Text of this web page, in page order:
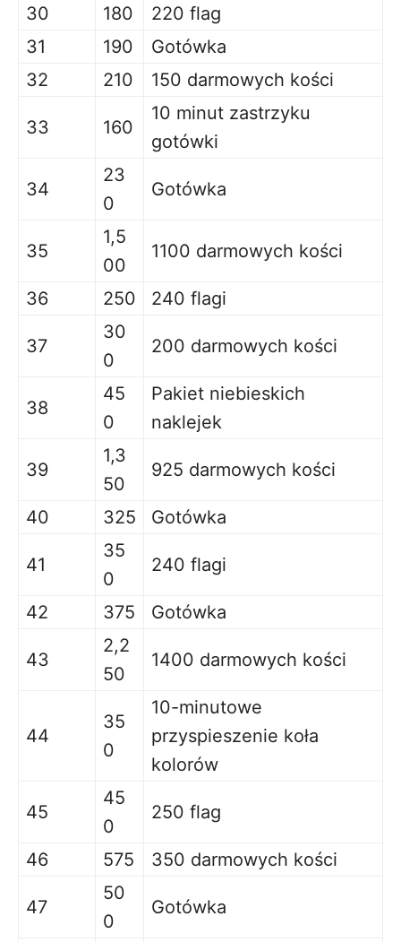
30
180
220 flag
31
190
Gotówka
32
210 150 darmowych kości
33 160
10 minut zastrzyku
gotówki
34
23
0
Gotówka
35
1,5
00
1100 darmowych kości
36 250 240 flagi
37
30
0
200 darmowych kości
38
45
0
Pakiet niebieskich
naklejek
39
1,3
50
925 darmowych kości
40 325 Gotówka
41
35
0
240 flagi
42 375 Gotówka
43
2,2
50
1400 darmowych kości
44
35
0
10-minutowe
przyspieszenie koła
kolorów
45
45
0
250 flag
46 575 350 darmowych kości
47
50
0
Gotówka